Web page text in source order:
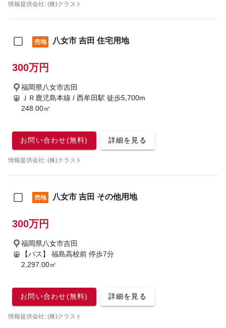
情報提供会社: (株)クラスト
売地 八女市 吉田 住宅用地
300万円
福岡県八女市吉田
ＪＲ鹿児島本線 / 西牟田駅 徒歩5,700m
248.00㎡
お問い合わせ(無料) 詳細を見る
情報提供会社: (株)クラスト
売地 八女市 吉田 その他用地
300万円
福岡県八女市吉田
【バス】 福島高校前 停歩7分
2,297.00㎡
お問い合わせ(無料) 詳細を見る
情報提供会社: (株)クラスト